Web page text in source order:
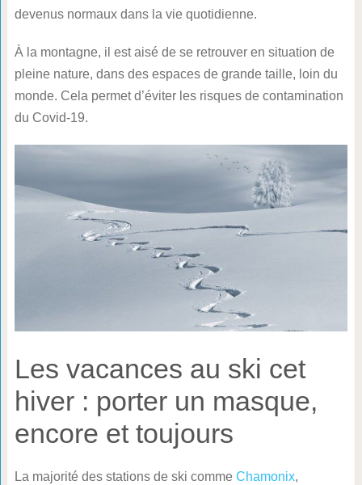
devenus normaux dans la vie quotidienne.
À la montagne, il est aisé de se retrouver en situation de
pleine nature, dans des espaces de grande taille, loin du
monde. Cela permet d’éviter les risques de contamination
du Covid-19.
Les vacances au ski cet
hiver : porter un masque,
encore et toujours
La majorité des stations de ski comme Chamonix,